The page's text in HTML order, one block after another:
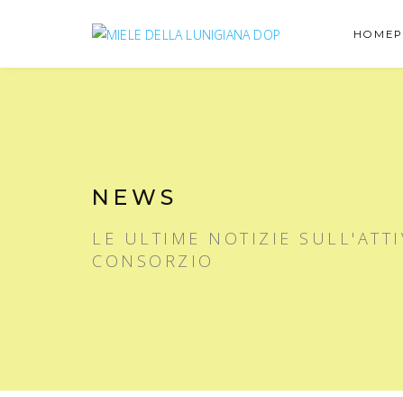
NEWS
LE ULTIME NOTIZIE
CONSORZIO